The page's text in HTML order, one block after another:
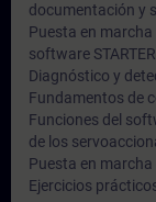
documentación y
Puesta en
software STARTER
Diagnóstico y
Fundamentos de
Funciones del
de los
Puesta en
Ejercicios